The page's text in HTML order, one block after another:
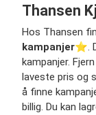
Thansen
Hos Thansen
kampanjer⭐️.
kampanjer.
laveste pris og
å finne
billig. Du kan